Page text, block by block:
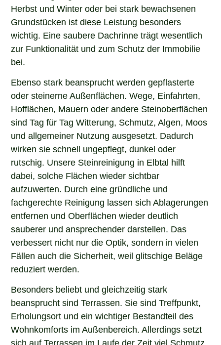
Herbst und Winter oder bei stark bewachsenen
Grundstücken ist diese Leistung besonders
wichtig. Eine saubere Dachrinne trägt wesentlich
zur Funktionalität und zum Schutz der Immobilie
bei.
Ebenso stark beansprucht werden gepflasterte
oder steinerne Außenflächen. Wege, Einfahrten,
Hofflächen, Mauern oder andere Steinoberflächen
sind Tag für Tag Witterung, Schmutz, Algen, Moos
und allgemeiner Nutzung ausgesetzt. Dadurch
wirken sie schnell ungepflegt, dunkel oder
rutschig. Unsere Steinreinigung in Elbtal hilft
dabei, solche Flächen wieder sichtbar
aufzuwerten. Durch eine gründliche und
fachgerechte Reinigung lassen sich Ablagerungen
entfernen und Oberflächen wieder deutlich
sauberer und ansprechender darstellen. Das
verbessert nicht nur die Optik, sondern in vielen
Fällen auch die Sicherheit, weil glitschige Beläge
reduziert werden.
Besonders beliebt und gleichzeitig stark
beansprucht sind Terrassen. Sie sind Treffpunkt,
Erholungsort und ein wichtiger Bestandteil des
Wohnkomforts im Außenbereich. Allerdings setzt
sich auf Terrassen im Laufe der Zeit viel Schmutz